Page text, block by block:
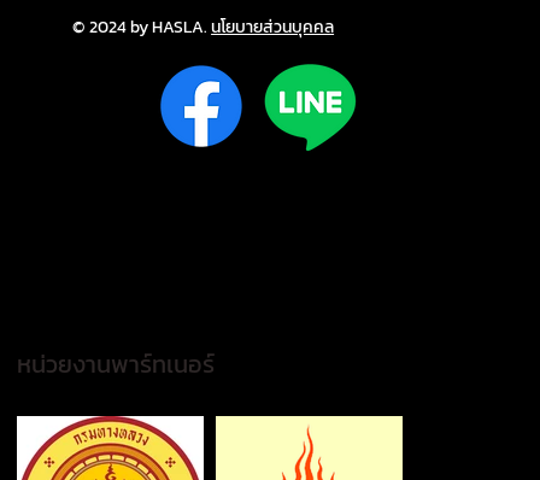
หน่วยงานพาร์ทเนอร์
© 2024 by HASLA.นโยบายส่วนบุคคล